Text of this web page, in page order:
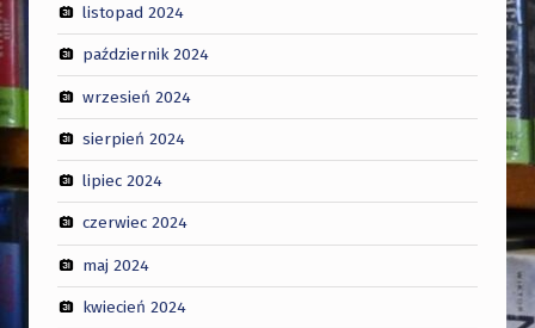
listopad 2024
październik 2024
wrzesień 2024
sierpień 2024
lipiec 2024
czerwiec 2024
maj 2024
kwiecień 2024